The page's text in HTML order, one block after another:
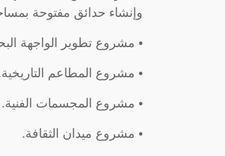
وإنشاء حدائق مفتوحة بمساحة
• مشروع تطوير الواجهة
• مشروع المطاعم
• مشروع المجسمات الفنية.
• مشروع ميدان الثقافة.